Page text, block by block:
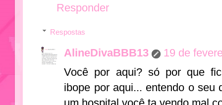
Responder
Respostas
AlineDivaBBB13
19 de
Você por aqui? só por que
ibope por aqui... entendo o seu